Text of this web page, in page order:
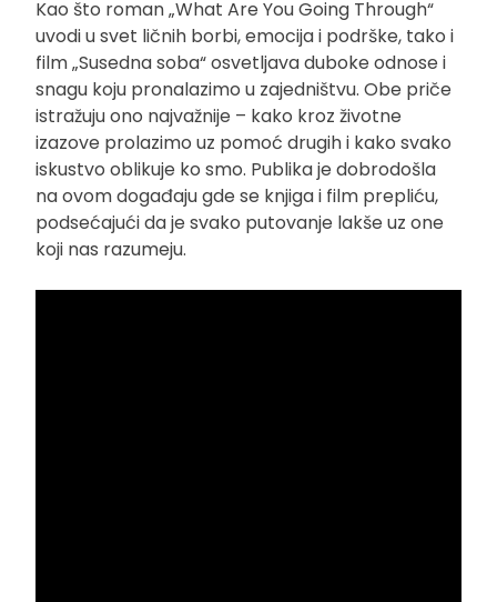
Kao što roman „What Are You Going Through“
uvodi u svet ličnih borbi, emocija i podrške, tako i
film „Susedna soba“ osvetljava duboke odnose i
snagu koju pronalazimo u zajedništvu. Obe priče
istražuju ono najvažnije – kako kroz životne
izazove prolazimo uz pomoć drugih i kako svako
iskustvo oblikuje ko smo. Publika je dobrodošla
na ovom događaju gde se knjiga i film prepliću,
podsećajući da je svako putovanje lakše uz one
koji nas razumeju.